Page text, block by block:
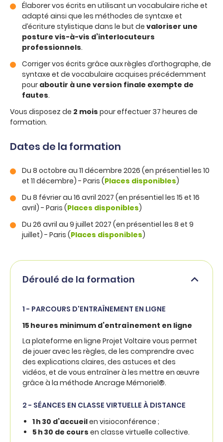
Élaborer vos écrits en utilisant un vocabulaire riche et
adapté ainsi que les méthodes de syntaxe et
d’écriture stylistique dans le but de valoriser une
posture vis-à-vis d’interlocuteurs
professionnels.
Corriger vos écrits grâce aux règles d’orthographe, de
syntaxe et de vocabulaire acquises précédemment
pour aboutir à une version finale exempte de
fautes.
Vous disposez de 2 mois pour effectuer 37 heures de
formation.
Dates de la formation
Du 8 octobre au 11 décembre 2026 (en présentiel les 10
et 11 décembre) - Paris (Places disponibles)
Du 8 février au 16 avril 2027 (en présentiel les 15 et 16
avril) - Paris (Places disponibles)
Du 26 avril au 9 juillet 2027 (en présentiel les 8 et 9
juillet) - Paris (Places disponibles)
Déroulé de la formation
1 - PARCOURS D'ENTRAÎNEMENT EN LIGNE
15 heures minimum d’entraînement en ligne
La plateforme en ligne Projet Voltaire vous permet
de jouer avec les règles, de les comprendre avec
des explications claires, des astuces et des
vidéos, et de vous entraîner à les mettre en œuvre
grâce à la méthode Ancrage Mémoriel®.
2 - SÉANCES EN CLASSE VIRTUELLE À DISTANCE
1 h 30 d’accueilen visioconférence ;
5 h 30 de cours en classe virtuelle collective.